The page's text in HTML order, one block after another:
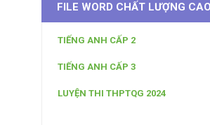
FILE WORD CHẤT LƯỢNG
TIẾNG ANH CẤP 2
TIẾNG ANH CẤP 3
LUYỆN THI THPTQG 2024